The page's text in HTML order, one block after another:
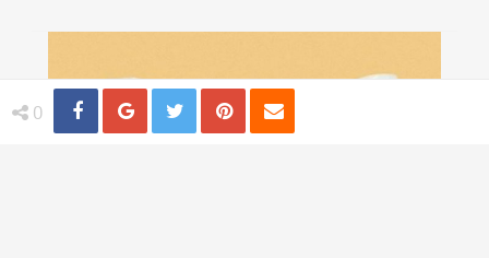
0 Share Distribuie
Tweet Pin